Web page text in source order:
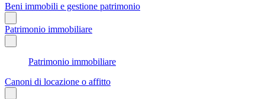
Beni immobili e gestione patrimonio
Patrimonio immobiliare
Patrimonio immobiliare
Canoni di locazione o affitto